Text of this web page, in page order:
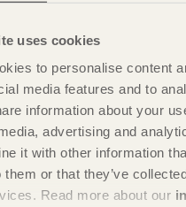
uses cookies
to personalise content
media features and to
information about your
advertising and
it with other information
them or that they’ve
Read more about our